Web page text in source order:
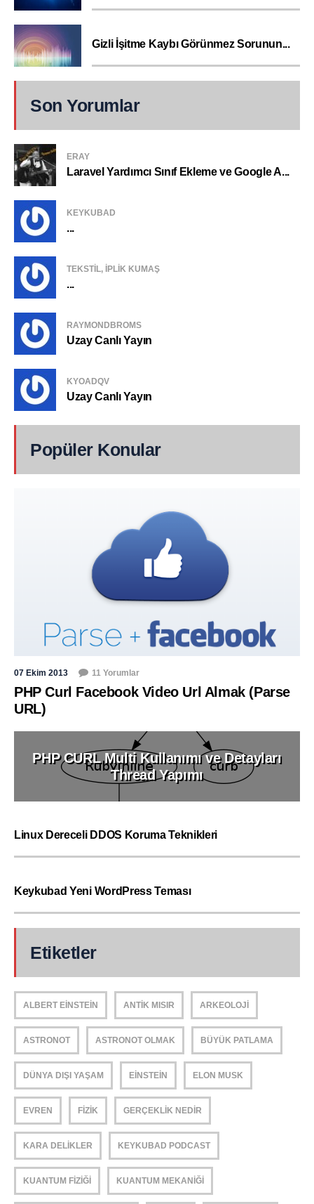
Gizli İşitme Kaybı Görünmez Sorunun...
Son Yorumlar
ERAY
Laravel Yardımcı Sınıf Ekleme ve Google A...
KEYKUBAD
...
TEKSTIL, IPLIK KUMAŞ
...
RAYMONDBROMS
Uzay Canlı Yayın
KYOADQV
Uzay Canlı Yayın
Popüler Konular
07 Ekim 2013 11 Yorumlar
PHP Curl Facebook Video Url Almak (Parse
URL)
PHP CURL Multi Kullanımı ve Detayları
Thread Yapımı
Linux Dereceli DDOS Koruma Teknikleri
Keykubad Yeni WordPress Teması
Etiketler
ALBERT EINSTEIN ANTIK MISIR ARKEOLOJI
ASTRONOT ASTRONOT OLMAK BÜYÜK PATLAMA
DÜNYA DIŞI YAŞAM EINSTEIN ELON MUSK
EVREN FIZIK GERÇEKLIK NEDIR
KARA DELIKLER KEYKUBAD PODCAST
KUANTUM FIZIĞI KUANTUM MEKANIĞI